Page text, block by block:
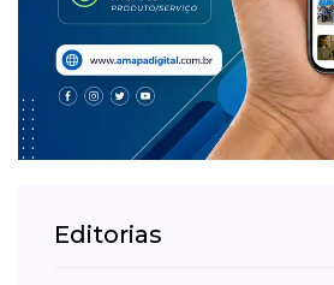
Editorias